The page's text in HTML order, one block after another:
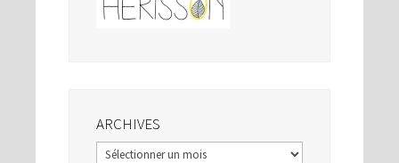
ARCHIVES
Archives